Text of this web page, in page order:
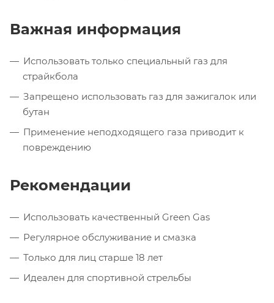
Важная информация
Использовать только специальный газ для
страйкбола
Запрещено использовать газ для зажигалок или
бутан
Применение неподходящего газа приводит к
повреждению
Рекомендации
Использовать качественный Green Gas
Регулярное обслуживание и смазка
Только для лиц старше 18 лет
Идеален для спортивной стрельбы